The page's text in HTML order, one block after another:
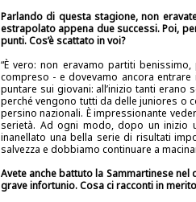
Parlando di questa stagione, non
estrapolato appena due successi. Poi,
punti. Cos’è scattato in voi?
“È vero: non eravamo partiti
compreso - e dovevamo ancora
puntare sui giovani: all’inizio tanti erano
perché vengono tutti da delle juniores o
persino nazionali. È impressionante
serietà. Ad ogni modo, dopo un inizio
inanellato una bella serie di risultati
salvezza e dobbiamo continuare a
Avete anche battuto la Sammartinese
grave infortunio. Cosa ci racconti in